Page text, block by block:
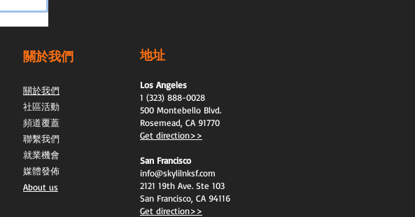
關於我們
關於我們
社區活動
頻道覆蓋
聯繫我們
就業機會
媒體發佈
About us
地址
Los Angeles
1 (323) 888-0028
500 Montebello Blvd.
Rosemead, CA 91770
Get direction>>
San Francisco
info@skylilnksf.com
2121 19th Ave. Ste 103
San Francisco, CA 94116
Get direction>>